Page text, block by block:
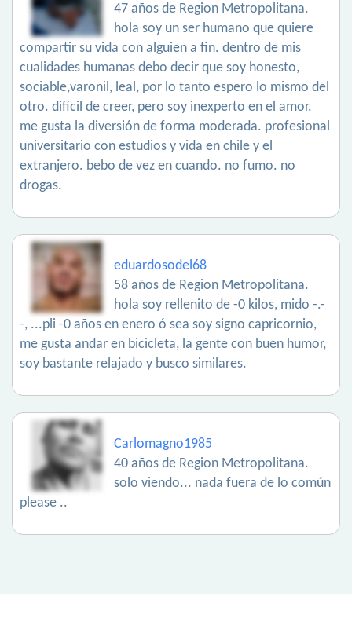
47 años de Region Metropolitana.
hola soy un ser humano que quiere
compartir su vida con alguien a fin. dentro de mis
cualidades humanas debo decir que soy honesto,
sociable,varonil, leal, por lo tanto espero lo mismo del
otro. difícil de creer, pero soy inexperto en el amor.
me gusta la diversión de forma moderada. profesional
universitario con estudios y vida en chile y el
extranjero. bebo de vez en cuando. no fumo. no
drogas.
eduardosodel68
58 años de Region Metropolitana.
hola soy rellenito de -0 kilos, mido -.-
-, ...pli -0 años en enero ó sea soy signo capricornio,
me gusta andar en bicicleta, la gente con buen humor,
soy bastante relajado y busco similares.
Carlomagno1985
40 años de Region Metropolitana.
solo viendo... nada fuera de lo común
please ..